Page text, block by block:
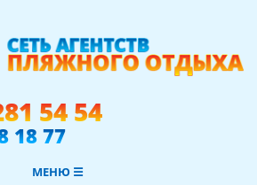
54 54
18 77
МЕНЮ ☰